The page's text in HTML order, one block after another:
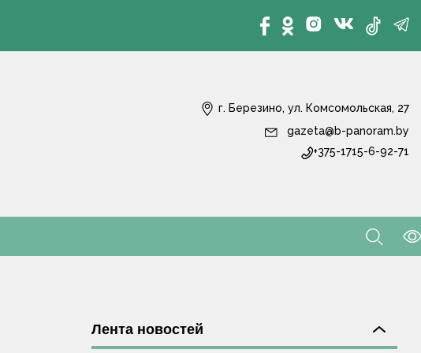
г. Березино, ул. Комсомольская, 27
gazeta@b-panoram.by
+375-1715-6-92-71
Лента новостей